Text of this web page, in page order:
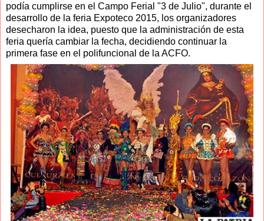
podía cumplirse en el Campo Ferial "3 de Julio", durante el
desarrollo de la feria Expoteco 2015, los organizadores
desecharon la idea, puesto que la administración de esta
feria quería cambiar la fecha, decidiendo continuar la
primera fase en el polifuncional de la ACFO.